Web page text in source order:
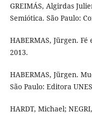
GREIMÁS, Algirdas
Semiótica. São Paulo:
HABERMAS, Jürgen. Fé
2013.
HABERMAS, Jürgen.
São Paulo: Editora
HARDT, Michael;